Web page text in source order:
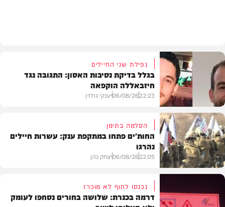
צבא וביטחון
נפילת שני החיילים
בגלל בדיקת נסיבות האסון: התגובה נגד
חיזבאללה הוקפאה
22:23
06/08/26יענקי גולדן
הסלמה בתימן
החות'ים פתחו במתקפת ענק: עשרות חיילים
נהרגו
22:05
06/08/26יצחק כהן
נכנסו לחוף לא מוכרז
דרמה בכנרת: שלושה בחורים נסחפו לעומק